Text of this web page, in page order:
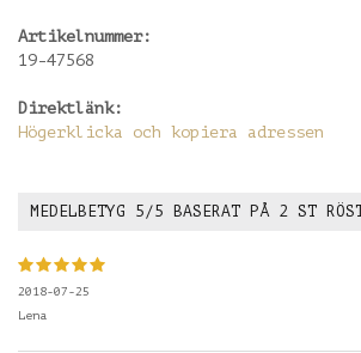
Artikelnummer:
19-47568
Direktlänk:
Högerklicka och kopiera adressen
MEDELBETYG 5 /5 BASERAT PÅ 2 ST
2018-07-25
Lena